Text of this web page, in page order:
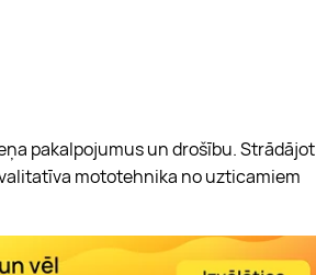
pakalpojumus un drošību. Strādājot
mototehnika no uzticamiem